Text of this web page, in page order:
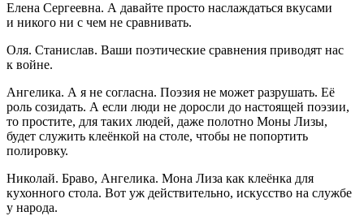
Елена Сергеевна. А давайте просто наслаждаться вкусами
и никого ни с чем не сравнивать.
Оля. Станислав. Ваши поэтические сравнения приводят нас
к войне.
Ангелика. А я не согласна. Поэзия не может разрушать. Её
роль созидать. А если люди не доросли до настоящей поэзии,
то простите, для таких людей, даже полотно Моны Лизы,
будет служить клеёнкой на столе, чтобы не попортить
полировку.
Николай. Браво, Ангелика. Мона Лиза как клеёнка для
кухонного стола. Вот уж действительно, искусство на службе
у народа.